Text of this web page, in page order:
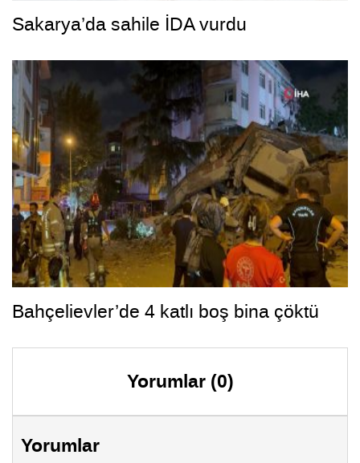
Sakarya’da sahile İDA vurdu
Bahçelievler’de 4 katlı boş bina çöktü
Yorumlar (0)
Yorumlar